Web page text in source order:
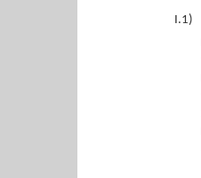
I.1)